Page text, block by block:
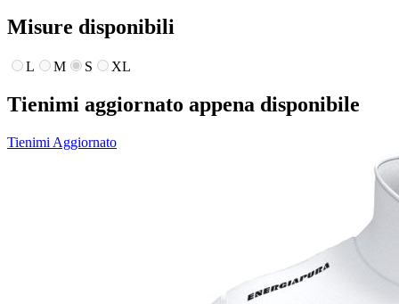
Misure disponibili
L M S XL
Tienimi aggiornato appena disponibile
Tienimi Aggiornato